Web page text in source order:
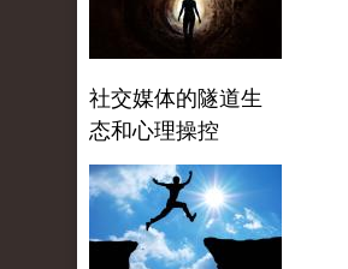
社交媒体的隧道生
态和心理操控